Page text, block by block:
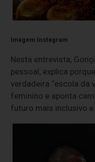
Imagem Instagram
Nesta entrevista,
pessoal, explica
verdadeira “escola da
feminino e aponta
futuro mais inclusivo e